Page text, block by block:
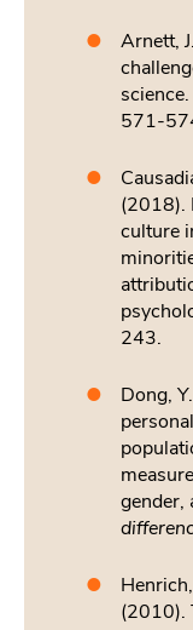
Arnett,
science.
571-
(2018).
culture
243.
Dong,
gender,
(2010).